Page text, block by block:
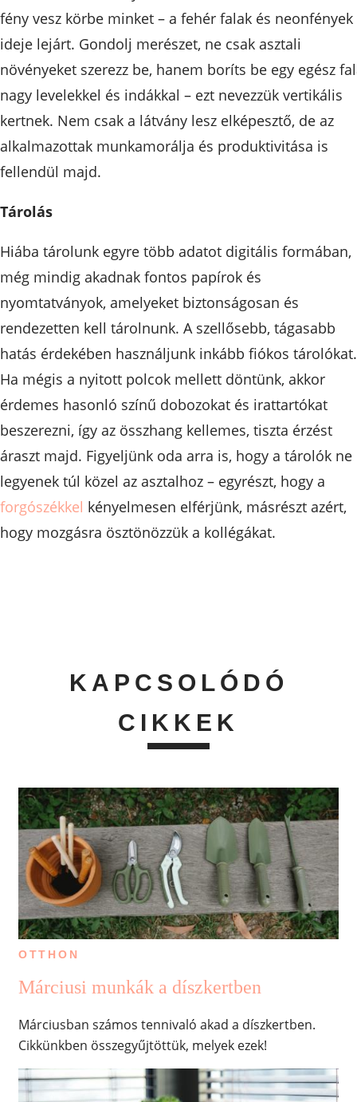
fény vesz körbe minket – a fehér falak és neonfények
ideje lejárt. Gondolj merészet, ne csak asztali
növényeket szerezz be, hanem boríts be egy egész
nagy levelekkel és indákkal – ezt nevezzük vertikális
kertnek. Nem csak a látvány lesz elképesztő, de az
alkalmazottak munkamorálja és produktivitása is
fellendül majd.
Tárolás
Hiába tárolunk egyre több adatot digitális formában,
még mindig akadnak fontos papírok és
nyomtatványok, amelyeket biztonságosan és
rendezetten kell tárolnunk. A szellősebb, tágasabb
hatás érdekében használjunk inkább fiókos tárolókat.
Ha mégis a nyitott polcok mellett döntünk, akkor
érdemes hasonló színű dobozokat és irattartókat
beszerezni, így az összhang kellemes, tiszta érzést
áraszt majd. Figyeljünk oda arra is, hogy a tárolók ne
legyenek túl közel az asztalhoz – egyrészt, hogy a
forgószékkel kényelmesen elférjünk, másrészt azért,
hogy mozgásra ösztönözzük a kollégákat.
KAPCSOLÓDÓ
CIKKEK
OTTHON
Márciusi munkák a díszkertben
Márciusban számos tennivaló akad a díszkertben.
Cikkünkben összegyűjtöttük, melyek ezek!